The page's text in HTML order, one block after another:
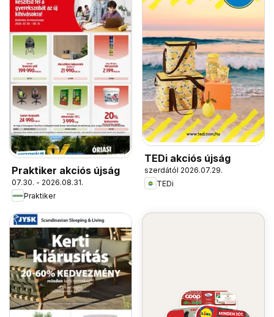
Praktiker akciós újság
07.30. - 2026.08.31.
Praktiker
TEDi akciós újság
szerdától 2026.07.29.
TEDi